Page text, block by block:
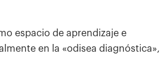
espacio de aprendizaje e
en la «odisea diagnóstica»,